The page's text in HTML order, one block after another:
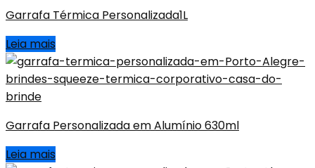
Garrafa Térmica Personalizada1L
Leia mais
Garrafa Personalizada em Alumínio 630ml
Leia mais